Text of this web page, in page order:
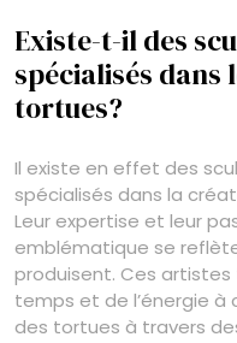
Existe-t-il des
spécialisés dans
tortues?
Il existe en effet des
spécialisés dans la
Leur expertise et leur
emblématique se
produisent. Ces
temps et de l’énergie
des tortues à travers